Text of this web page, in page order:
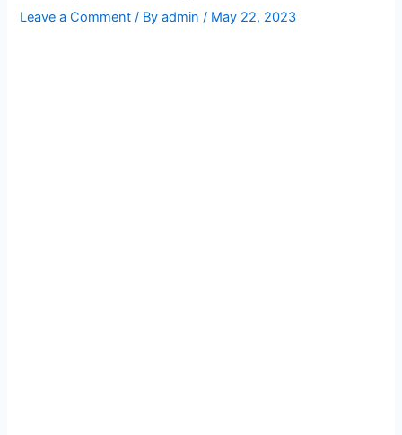
Leave a Comment / Byadmin/ May 22, 2023